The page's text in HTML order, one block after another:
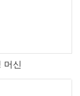
머신